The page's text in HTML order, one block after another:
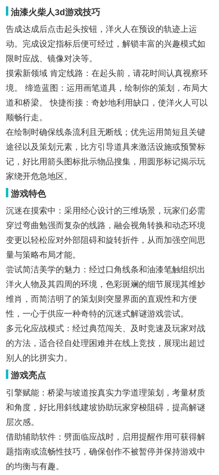
油漆火柴人3d游戏技巧
告成达成后点击起头按钮，洋火人在预设的轨迹上运
动。完成设定指标后便可经过，解锁丰富的兴趣模式如
限时应战、镜像对决等。
摸索新领域 肯定线路：在起头前，请花时间认真视察环
境。 缔造蓝图：运用画笔道具，绘制你的策划，布局大
道和桥梁。 快捷衔接：奇妙地利用缺口，使洋火人可以
顺畅行走。
在绘制时确保线条流利且无断线；优先运用简短且关键
途径以及策划元素，比方引导道具来激活设施或预警标
记，好比用箭头图标批示物品搜集，用圆形标记揭示玩
家绕开危急地区。
游戏特色
沉迷在摸索中：采用经心设计的三维场景，玩家们必需
穿过弯曲勉强而复杂的线路，融会视角转换和动态环境
变更以轻松应对外部阻碍和旋转折件，从而加强空间思
量与策略布局才能。
尝试简洁美学的魅力：经过口角线条和油漆笔触组织出
洋火人物及其四周的环境，色彩斑斓的细节展现其维妙
维肖，而简洁明了的策划则突显界面的直观性和方便
性，一心于供应一种奇特的沉迷式解谜游戏尝试。
多元化应战模式：经过典范闯关、及时竞速及玩家对战
的方法，适合径自处理困难并在线上竞技，展现出超过
别人的比拼实力。
游戏亮点
引擎赋能：桥梁与坡道按真实力学道理策划，考量材质
和角度，好比用斜线建坡协助玩家穿梭阻碍，提高解谜
层次感。
借助辅助软件：劈面临应战时，启用提醒作用可获得解
题指南或流畅性技巧，确保创作不被暂停并保持游戏中
的均衡与有趣。